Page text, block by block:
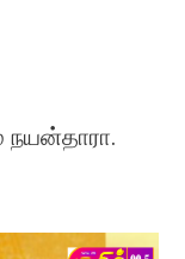
நயன்தாரா.